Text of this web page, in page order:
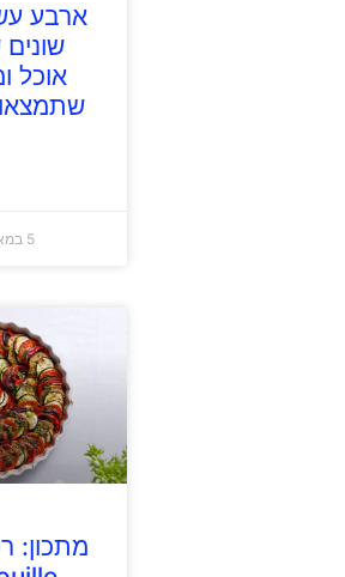
ארבע
אוכל
5 במאי 2024
מתכון: